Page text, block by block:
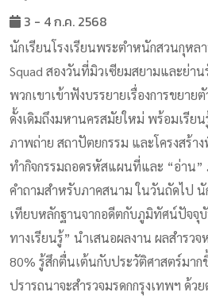
3 - 4 ก.ค. 2568
นักเรียนโรงเรียนพระตำหนักสวนกุหล
Squad สองวันที่มิวเซียมสยามและย่า
พวกเขาเข้าฟังบรรยายเรื่องการขยา
ดั้งเดิมถึงมหานครสมัยใหม่ พร้อมเรีย
ภาพถ่าย สถาปัตยกรรม และโครงสร้า
ทำกิจกรรมถอดรหัสแผนที่และ “อ่าน
คำถามสำหรับภาคสนาม ในวันถัดไป นั
เทียบหลักฐานจากอดีตกับภูมิทัศน์ปัจจุ
ทางเรียนรู้” นำเสนอผลงาน ผลสำรวจ
80% รู้สึกตื่นเต้นกับประวัติศาสตร์มา
ปรารถนาจะสำรวจมรดกกรุงเทพฯ ด้วย